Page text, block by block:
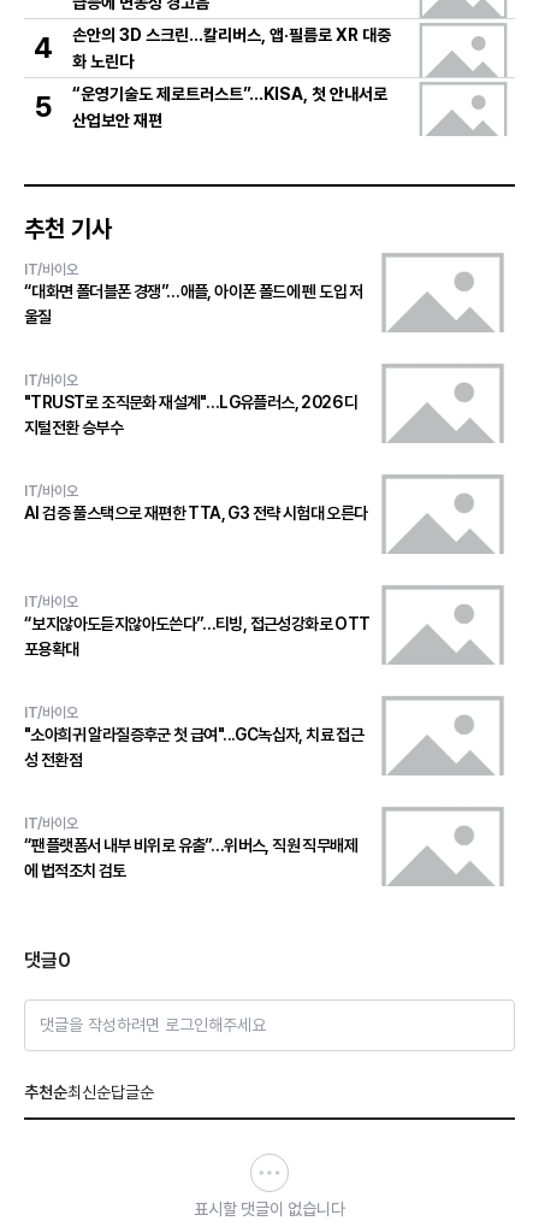
4
손안의 3D 스크린…칼리버스, 앱·필름로 XR 대중
화 노린다
5
“운영기술도 제로트러스트”…KISA, 첫 안내서로
산업보안 재편
추천 기사
IT/바이오
“대화면 폴더블폰 경쟁”…애플, 아이폰 폴드에 펜 도입 저
울질
IT/바이오
"TRUST로 조직문화 재설계"…LG유플러스, 2026 디
지털전환 승부수
IT/바이오
AI 검증 풀스택으로 재편한 TTA, G3 전략 시험대 오른다
IT/바이오
“보지않아도듣지않아도쓴다”…티빙, 접근성강화로 OTT
포용확대
IT/바이오
"소아희귀 알라질증후군 첫 급여"...GC녹십자, 치료 접근
성 전환점
IT/바이오
“팬플랫폼서 내부 비위로 유출”…위버스, 직원 직무배제
에 법적조치 검토
댓글0
댓글을 작성하려면 로그인해주세요
추천순최신순답글순
표시할 댓글이 없습니다